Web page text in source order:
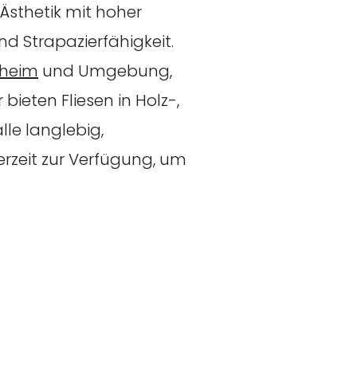
mit hoher
Strapazierfähigkeit.
und Umgebung,
Fliesen in Holz-,
langlebig,
zur Verfügung, um